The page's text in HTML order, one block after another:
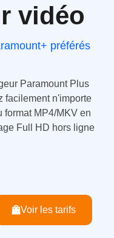
vidéo
préférés
Paramount Plus
facilement n'importe
MP4/MKV en
Full HD hors ligne
Voir les tarifs